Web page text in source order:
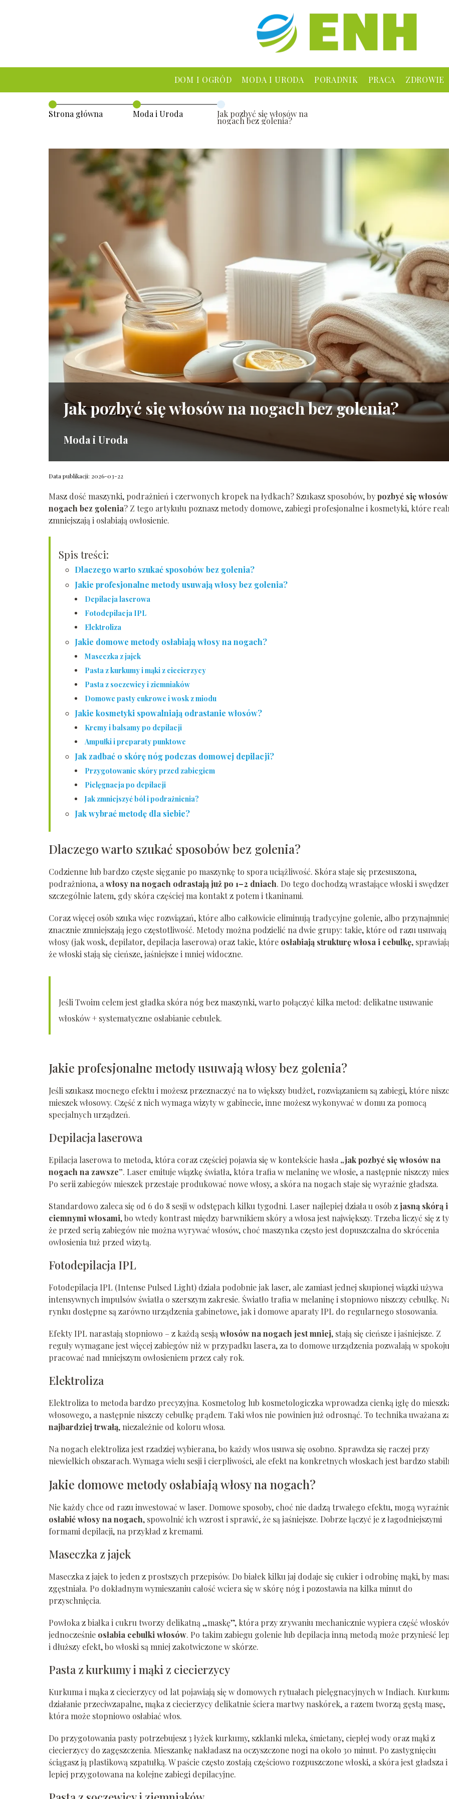
DOM I OGRÓD MODA I URODA PORADNIK PRACA ZDROWIE
Strona główna Moda i Uroda Jak pozbyć się włosów na
nogach bez golenia?
Jak pozbyć się włosów na nogach bez golenia?
Moda i Uroda
Data publikacji: 2026-03-22
Masz dość maszynki, podrażnień i czerwonych kropek na łydkach? Szukasz sposobów, bypozbyć się
nogach bez golenia? Z tego artykułu poznasz metody domowe, zabiegi profesjonalne i kosmetyki, które
zmniejszają i osłabiają owłosienie.
Spis treści:
Dlaczego warto szukać sposobów bez golenia?
Jakie profesjonalne metody usuwają włosy bez golenia?
Depilacja laserowa
Fotodepilacja IPL
Elektroliza
Jakie domowe metody osłabiają włosy na nogach?
Maseczka z jajek
Pasta z kurkumy i mąki z ciecierzycy
Pasta z soczewicy i ziemniaków
Domowe pasty cukrowe i wosk z miodu
Jakie kosmetyki spowalniają odrastanie włosów?
Kremy i balsamy po depilacji
Ampułki i preparaty punktowe
Jak zadbać o skórę nóg podczas domowej depilacji?
Przygotowanie skóry przed zabiegiem
Pielęgnacja po depilacji
Jak zmniejszyć ból i podrażnienia?
Jak wybrać metodę dla siebie?
Dlaczego warto szukać sposobów bez golenia?
Codzienne lub bardzo częste sięganie po maszynkę to spora uciążliwość. Skóra staje się przesuszona,
podrażniona, a włosy na nogach odrastają już po 1–2 dniach. Do tego dochodzą wrastające włoski i
szczególnie latem, gdy skóra częściej ma kontakt z potem i tkaninami.
Coraz więcej osób szuka więc rozwiązań, które albo całkowicie eliminują tradycyjne golenie, albo
znacznie zmniejszają jego częstotliwość. Metody można podzielić na dwie grupy: takie, które od razu usuwają
włosy (jak wosk, depilator, depilacja laserowa) oraz takie, które osłabiają strukturę włosa i cebulkę,
że włoski stają się cieńsze, jaśniejsze i mniej widoczne.
Jeśli Twoim celem jest gładka skóra nóg bez maszynki, warto połączyć kilka metod: delikatne usuwanie
włosków + systematyczne osłabianie cebulek.
Jakie profesjonalne metody usuwają włosy bez golenia?
Jeśli szukasz mocnego efektu i możesz przeznaczyć na to większy budżet, rozwiązaniem są zabiegi, które
mieszek włosowy. Część z nich wymaga wizyty w gabinecie, inne możesz wykonywać w domu za pomocą
specjalnych urządzeń.
Depilacja laserowa
Epilacja laserowa to metoda, która coraz częściej pojawia się w kontekście hasła „jak pozbyć się włosów na
nogach na zawsze”. Laser emituje wiązkę światła, która trafia w melaninę we włosie, a następnie niszczy
Po serii zabiegów mieszek przestaje produkować nowe włosy, a skóra na nogach staje się wyraźnie gładsza.
Standardowo zaleca się od 6 do 8 sesji w odstępach kilku tygodni. Laser najlepiej działa u osób zjasną skórą i
ciemnymi włosami, bo wtedy kontrast między barwnikiem skóry a włosa jest największy. Trzeba liczyć się z
że przed serią zabiegów nie można wyrywać włosów, choć maszynka często jest dopuszczalna do skrócenia
owłosienia tuż przed wizytą.
Fotodepilacja IPL
Fotodepilacja IPL (Intense Pulsed Light) działa podobnie jak laser, ale zamiast jednej skupionej wiązki używa
intensywnych impulsów światła o szerszym zakresie. Światło trafia w melaninę i stopniowo niszczy cebulkę.
rynku dostępne są zarówno urządzenia gabinetowe, jak i domowe aparaty IPL do regularnego stosowania.
Efekty IPL narastają stopniowo – z każdą sesją włosów na nogach jest mniej, stają się cieńsze i jaśniejsze. Z
reguły wymagane jest więcej zabiegów niż w przypadku lasera, za to domowe urządzenia pozwalają w spokoju
pracować nad mniejszym owłosieniem przez cały rok.
Elektroliza
Elektroliza to metoda bardzo precyzyjna. Kosmetolog lub kosmetologiczka wprowadza cienką igłę do
włosowego, a następnie niszczy cebulkę prądem. Taki włos nie powinien już odrosnąć. To technika uważana
najbardziej trwałą, niezależnie od koloru włosa.
Na nogach elektroliza jest rzadziej wybierana, bo każdy włos usuwa się osobno. Sprawdza się raczej przy
niewielkich obszarach. Wymaga wielu sesji i cierpliwości, ale efekt na konkretnych włoskach jest bardzo
Jakie domowe metody osłabiają włosy na nogach?
Nie każdy chce od razu inwestować w laser. Domowe sposoby, choć nie dadzą trwałego efektu, mogą
osłabić włosy na nogach, spowolnić ich wzrost i sprawić, że są jaśniejsze. Dobrze łączyć je z łagodniejszymi
formami depilacji, na przykład z kremami.
Maseczka z jajek
Maseczka z jajek to jeden z prostszych przepisów. Do białek kilku jaj dodaje się cukier i odrobinę mąki, by
zgęstniała. Po dokładnym wymieszaniu całość wciera się w skórę nóg i pozostawia na kilka minut do
przyschnięcia.
Powłoka z białka i cukru tworzy delikatną „maskę”, która przy zrywaniu mechanicznie wypiera część
jednocześnie osłabia cebulki włosów. Po takim zabiegu golenie lub depilacja inną metodą może przynieść
i dłuższy efekt, bo włoski są mniej zakotwiczone w skórze.
Pasta z kurkumy i mąki z ciecierzycy
Kurkuma i mąka z ciecierzycy od lat pojawiają się w domowych rytuałach pielęgnacyjnych w Indiach.
działanie przeciwzapalne, mąka z ciecierzycy delikatnie ściera martwy naskórek, a razem tworzą gęstą masę,
która może stopniowo osłabiać włos.
Do przygotowania pasty potrzebujesz 3 łyżek kurkumy, szklanki mleka, śmietany, ciepłej wody oraz mąki z
ciecierzycy do zagęszczenia. Mieszankę nakładasz na oczyszczone nogi na około 30 minut. Po zastygnięciu
ściągasz ją plastikową szpatułką. W paście często zostają częściowo rozpuszczone włoski, a skóra jest gładsza i
lepiej przygotowana na kolejne zabiegi depilacyjne.